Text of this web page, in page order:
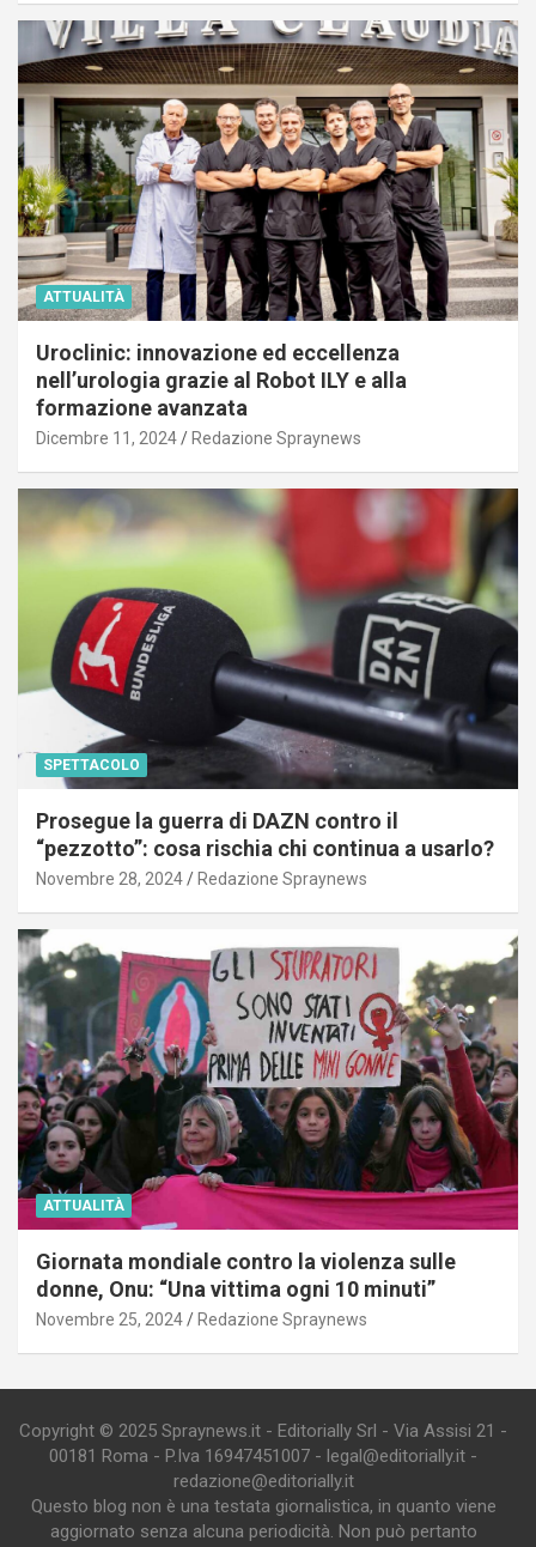
ATTUALITÀ
Uroclinic: innovazione ed eccellenza
nell’urologia grazie al Robot ILY e alla
formazione avanzata
Dicembre 11, 2024 Redazione Spraynews
SPETTACOLO
Prosegue la guerra di DAZN contro il
“pezzotto”: cosa rischia chi continua a usarlo?
Novembre 28, 2024 Redazione Spraynews
ATTUALITÀ
Giornata mondiale contro la violenza sulle
donne, Onu: “Una vittima ogni 10 minuti”
Novembre 25, 2024 Redazione Spraynews
Copyright © 2025 Spraynews.it - Editorially Srl - Via Assisi 21 -
00181 Roma - P.Iva 16947451007 - legal@editorially.it -
redazione@editorially.it
Questo blog non è una testata giornalistica, in quanto viene
aggiornato senza alcuna periodicità. Non può pertanto